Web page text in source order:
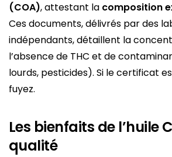
(COA), attestant la composition
Ces documents, délivrés par des
indépendants, détaillent la
l’absence de THC et de
lourds, pesticides). Si le certificat
fuyez.
Les bienfaits de l’huile
qualité